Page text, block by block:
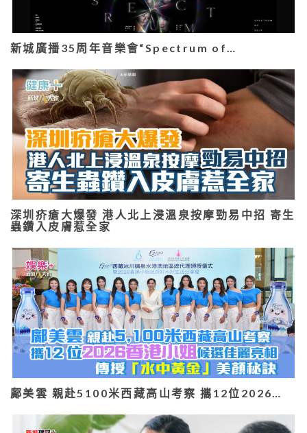
新城廣播35周年音樂會“Spectrum of…
深圳疥瘡大爆發 港人北上浸溫泉按摩勁易中招 寄生
蟲鑽入皮膚惹全家
鄺美雲 親赴5100米西藏高山考察 攜12位2026…